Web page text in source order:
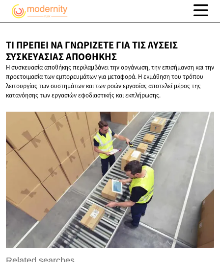
ΤΙ ΠΡΈΠΕΙ ΝΑ ΓΝΩΡΊΖΕΤΕ ΓΙΑ ΤΙΣ ΛΎΣΕΙΣ
ΣΥΣΚΕΥΑΣΊΑΣ ΑΠΟΘΉΚΗΣ
Η συσκευασία αποθήκης περιλαμβάνει την οργάνωση, την επισήμανση και την
προετοιμασία των εμπορευμάτων για μεταφορά. Η εκμάθηση του τρόπου
λειτουργίας των συστημάτων και των ροών εργασίας αποτελεί μέρος της
κατανόησης των εργασιών εφοδιαστικής και εκπλήρωσης.